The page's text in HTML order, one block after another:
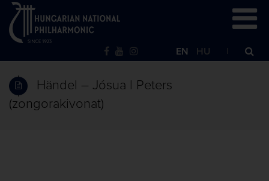
EN HU
Händel – Jósua | Peters
(zongorakivonat)